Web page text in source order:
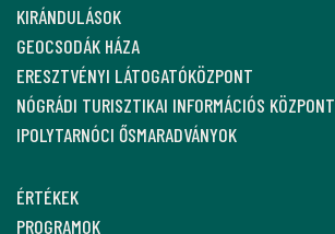
KIRÁNDULÁSOK
GEOCSODÁK HÁZA
ERESZTVÉNYI LÁTOGATÓKÖZPONT
NÓGRÁDI TURISZTIKAI INFORMÁCIÓS KÖZPONT
IPOLYTARNÓCI ŐSMARADVÁNYOK
ÉRTÉKEK
PROGRAMOK